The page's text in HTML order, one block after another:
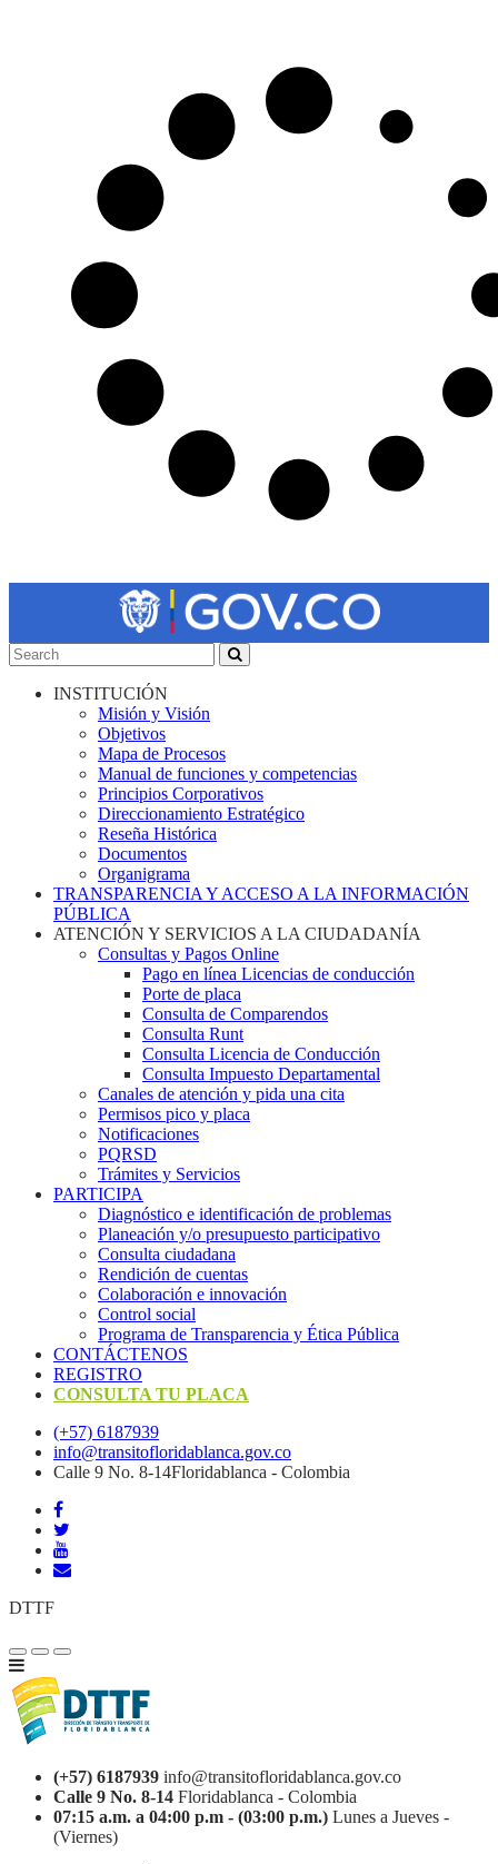
INSTITUCIÓN
Misión y Visión
Objetivos
Mapa de Procesos
Manual de funciones y competencias
Principios Corporativos
Direccionamiento Estratégico
Reseña Histórica
Documentos
Organigrama
TRANSPARENCIA Y ACCESO A LA INFORMACIÓN
PÚBLICA
ATENCIÓN Y SERVICIOS A LA CIUDADANÍA
Consultas y Pagos Online
Pago en línea Licencias de conducción
Porte de placa
Consulta de Comparendos
Consulta Runt
Consulta Licencia de Conducción
Consulta Impuesto Departamental
Canales de atención y pida una cita
Permisos pico y placa
Notificaciones
PQRSD
Trámites y Servicios
PARTICIPA
Diagnóstico e identificación de problemas
Planeación y/o presupuesto participativo​
Consulta ciudadana
Rendición de cuentas
Colaboración e innovación
Control social
Programa de Transparencia y Ética Pública
CONTÁCTENOS
REGISTRO
CONSULTA TU PLACA
(+57) 6187939
info@transitofloridablanca.gov.co
Calle 9 No. 8-14Floridablanca - Colombia
DTTF
(+57) 6187939 info@transitofloridablanca.gov.co
Calle 9 No. 8-14 Floridablanca - Colombia
07:15 a.m. a 04:00 p.m - (03:00 p.m.) Lunes a Jueves -
(Viernes)